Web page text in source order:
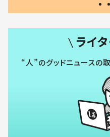
ライ
“人”のグッドニュースの